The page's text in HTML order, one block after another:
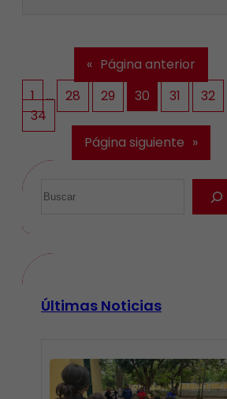
« Página anterior
1
… 28 29 30 31 32
34
Página siguiente »
Últimas Noticias